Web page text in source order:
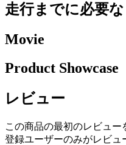
走行までに必要
Movie
Product Showcase
レビュー
この商品の最初のレビュー
登録ユーザーのみがレビュ